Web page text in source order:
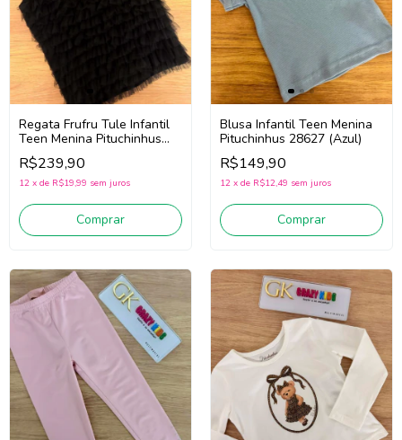
Regata Frufru Tule Infantil
Teen Menina Pituchinhus
30746 (Preto)
R$239,90
12 x de R$19,99 sem juros
Comprar
Blusa Infantil Teen Menina
Pituchinhus 28627 (Azul)
R$149,90
12 x de R$12,49 sem juros
Comprar